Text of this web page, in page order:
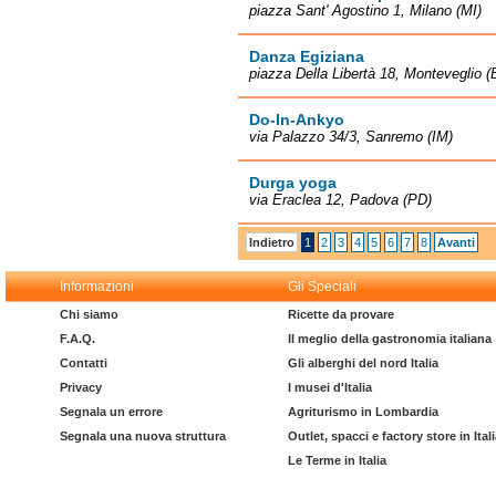
piazza Sant' Agostino 1, Milano (MI)
Danza Egiziana
piazza Della Libertà 18, Monteveglio
Do-In-Ankyo
via Palazzo 34/3, Sanremo (IM)
Durga yoga
via Eraclea 12, Padova (PD)
Indietro 1 2 3 4 5 6 7 8 Avanti
Informazioni Gli Speciali
Chi siamo
F.A.Q.
Contatti
Privacy
Segnala un errore
Segnala una nuova struttura
Ricette da provare
Il meglio della gastronomia italiana
Gli alberghi del nord Italia
I musei d'Italia
Agriturismo in Lombardia
Outlet, spacci e factory store in
Le Terme in Italia